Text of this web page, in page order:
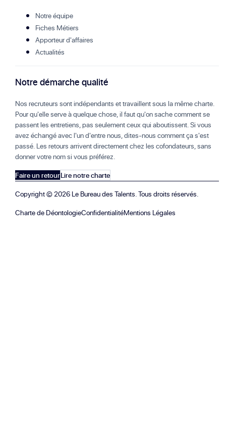
Notre équipe
Fiches Métiers
Apporteur d'affaires
Actualités
Notre démarche qualité
Nos recruteurs sont indépendants et travaillent sous la même charte.
Pour qu'elle serve à quelque chose, il faut qu'on sache comment se
passent les entretiens, pas seulement ceux qui aboutissent. Si vous
avez échangé avec l'un d'entre nous, dites-nous comment ça s'est
passé. Les retours arrivent directement chez les cofondateurs, sans
donner votre nom si vous préférez.
Faire un retourLire notre charte
Copyright ©2026 Le Bureau des Talents. Tous droits réservés.
Charte de DéontologieConfidentialitéMentions Légales